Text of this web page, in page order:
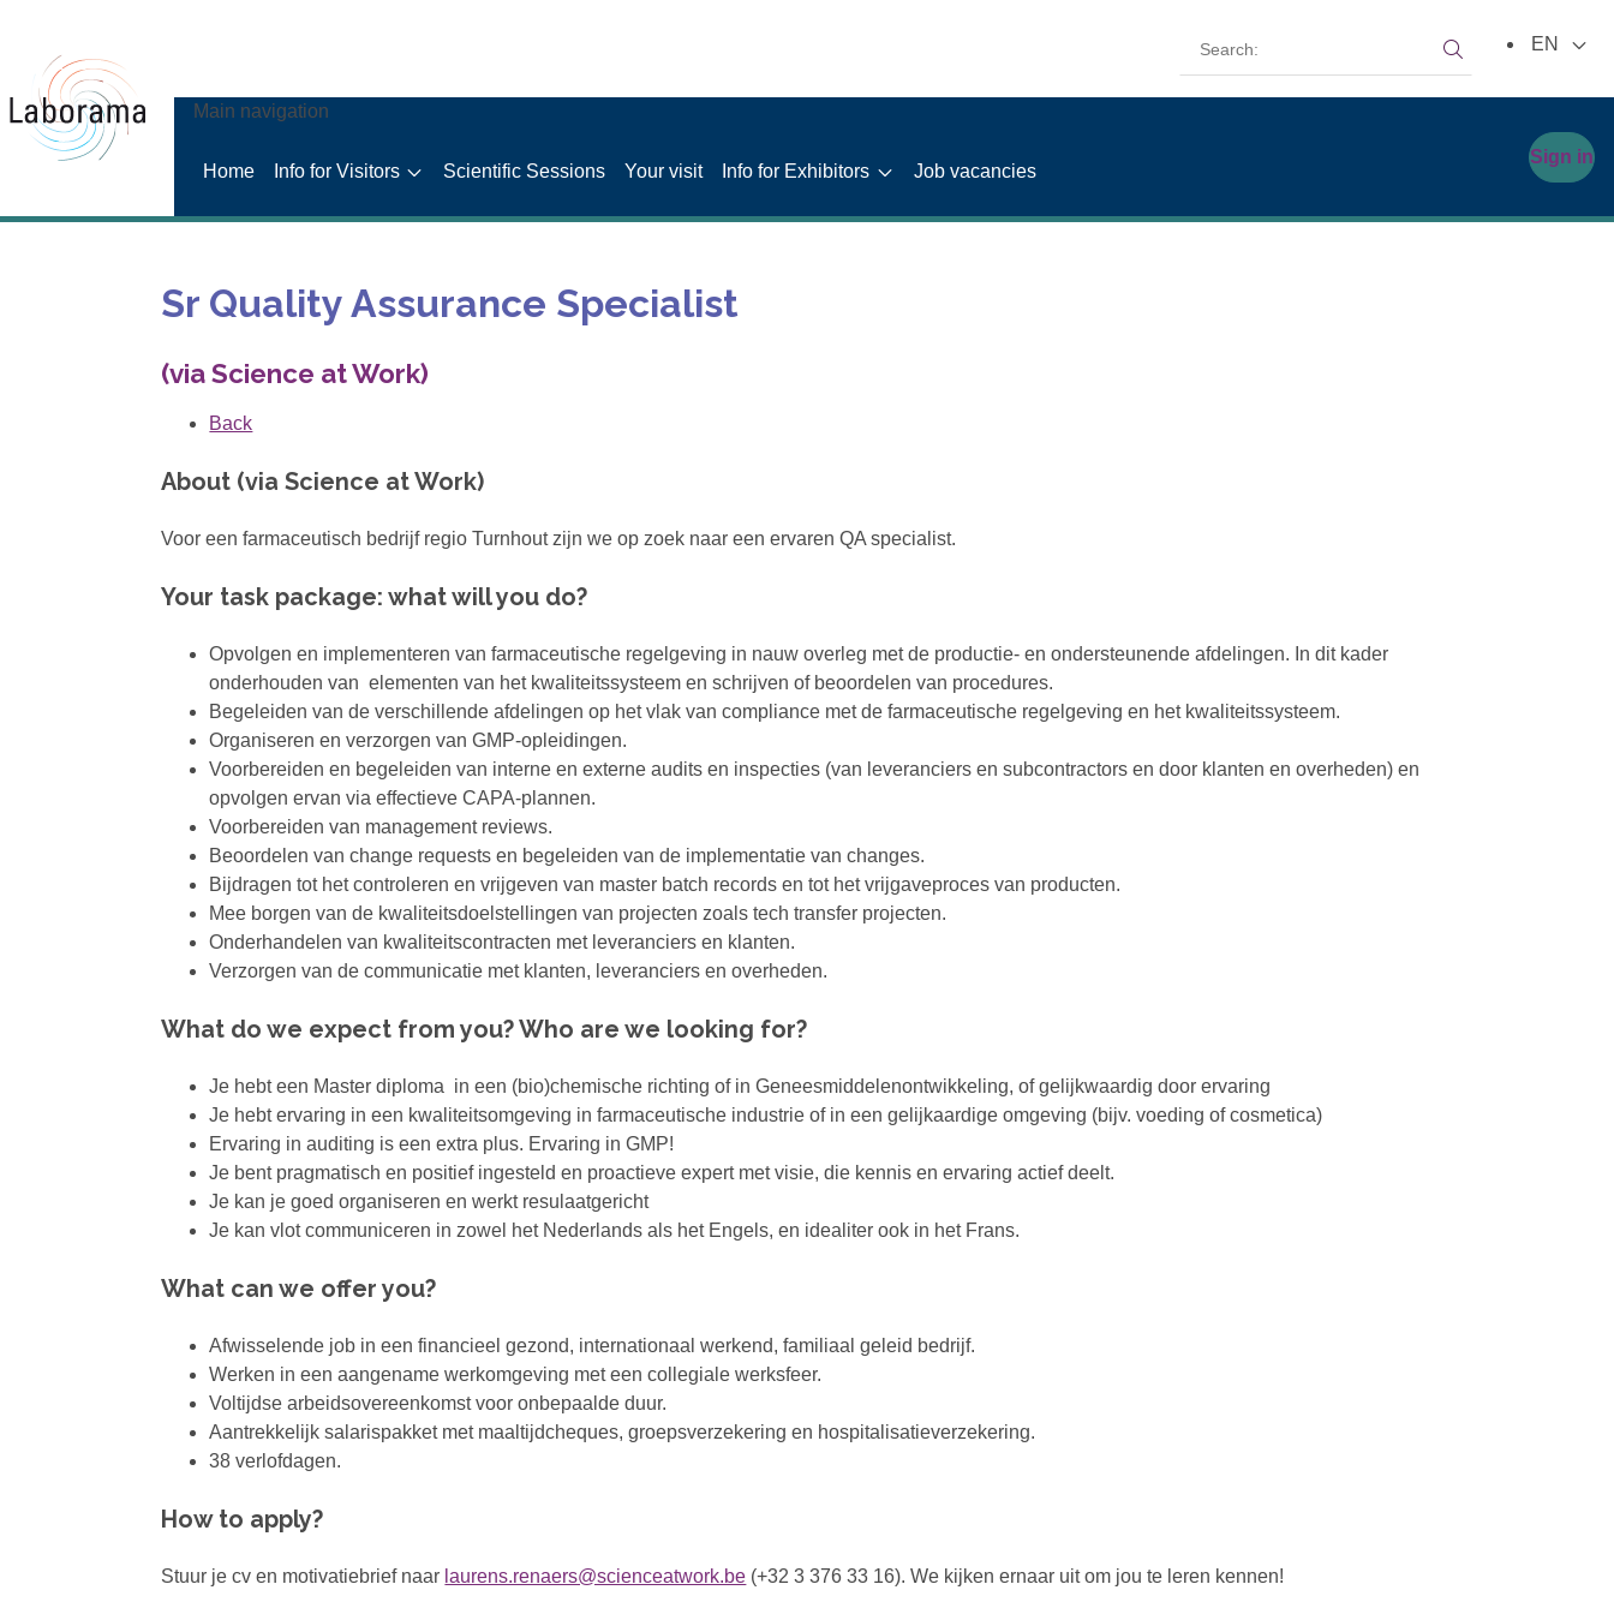
Main navigation
Home Info for Visitors Scientific Sessions Your visit Info for Exhibitors Job vacancies
Sign in
Search:
EN
Sr Quality Assurance Specialist
(via Science at Work)
Back
About (via Science at Work)
Voor een farmaceutisch bedrijf regio Turnhout zijn we op zoek naar een ervaren QA specialist.
Your task package: what will you do?
Opvolgen en implementeren van farmaceutische regelgeving in nauw overleg met de productie- en ondersteunende afdelingen. In dit kader
onderhouden van elementen van het kwaliteitssysteem en schrijven of beoordelen van procedures.
Begeleiden van de verschillende afdelingen op het vlak van compliance met de farmaceutische regelgeving en het kwaliteitssysteem.
Organiseren en verzorgen van GMP-opleidingen.
Voorbereiden en begeleiden van interne en externe audits en inspecties (van leveranciers en subcontractors en door klanten en overheden) en
opvolgen ervan via effectieve CAPA-plannen.
Voorbereiden van management reviews.
Beoordelen van change requests en begeleiden van de implementatie van changes.
Bijdragen tot het controleren en vrijgeven van master batch records en tot het vrijgaveproces van producten.
Mee borgen van de kwaliteitsdoelstellingen van projecten zoals tech transfer projecten.
Onderhandelen van kwaliteitscontracten met leveranciers en klanten.
Verzorgen van de communicatie met klanten, leveranciers en overheden.
What do we expect from you? Who are we looking for?
Je hebt een Master diploma in een (bio)chemische richting of in Geneesmiddelenontwikkeling, of gelijkwaardig door ervaring
Je hebt ervaring in een kwaliteitsomgeving in farmaceutische industrie of in een gelijkaardige omgeving (bijv. voeding of cosmetica)
Ervaring in auditing is een extra plus. Ervaring in GMP!
Je bent pragmatisch en positief ingesteld en proactieve expert met visie, die kennis en ervaring actief deelt.
Je kan je goed organiseren en werkt resulaatgericht
Je kan vlot communiceren in zowel het Nederlands als het Engels, en idealiter ook in het Frans.
What can we offer you?
Afwisselende job in een financieel gezond, internationaal werkend, familiaal geleid bedrijf.
Werken in een aangename werkomgeving met een collegiale werksfeer.
Voltijdse arbeidsovereenkomst voor onbepaalde duur.
Aantrekkelijk salarispakket met maaltijdcheques, groepsverzekering en hospitalisatieverzekering.
38 verlofdagen.
How to apply?
Stuur je cv en motivatiebrief naar laurens.renaers@scienceatwork.be (+32 3 376 33 16). We kijken ernaar uit om jou te leren kennen!